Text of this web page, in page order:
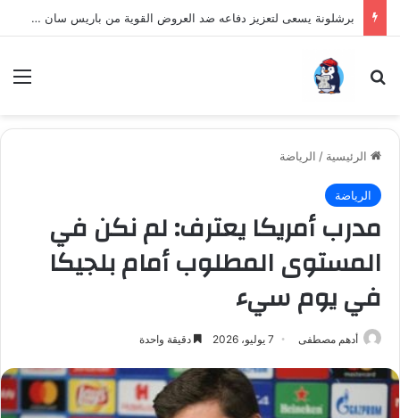
برشلونة يسعى لتعزيز دفاعه ضد العروض القوية من باريس سان جيرمان لنجم الأرجنتين
بحث عن
الرئيسية / الرياضة
الرياضة
مدرب أمريكا يعترف: لم نكن في
المستوى المطلوب أمام بلجيكا
في يوم سيء
أدهم مصطفى 7 يوليو، 2026 دقيقة واحدة